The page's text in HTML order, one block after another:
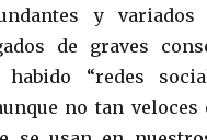
y variados
de graves
“redes
no tan veloces